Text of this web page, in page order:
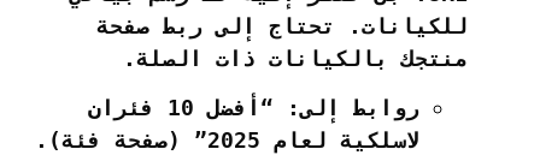
للكيانات. تحتاج إلى ربط صفحة
منتجك بالكيانات ذات الصلة.
روابط إلى:
“أفضل 10 فئران
لاسلكية لعام 2025” (صفحة فئة).